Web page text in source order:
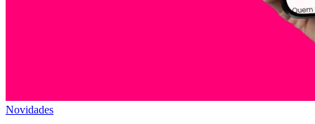
Novidades